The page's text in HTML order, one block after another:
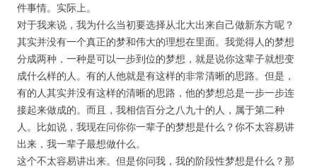
件事情。实际上。
对于我来说，我为什么当初要选择从北大出来自己做新东方呢？
其实并没有一个真正的梦和伟大的理想在里面。我觉得人的梦想
分成两种，一种是可以一步到位的梦想，就是说你这辈子就想变
成什么样的人。有的人他就是有这样的非常清晰的思路。但是，
有的人其实并没有这样的清晰的思路，他的梦想总是一步一步连
接起来做成的。而且，我相信百分之八九十的人，属于第二种
人。比如说，我现在问你你一辈子的梦想是什么？你不太容易讲
出来，我一辈子最想做什么。
这个不太容易讲出来。但是你问我，我的阶段性梦想是什么？那